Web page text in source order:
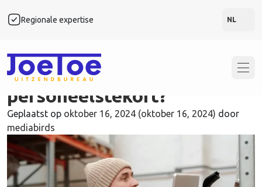
Regionale expertise NL
Categorie: Algemeen
Waarom JoeToe
inschakelen bij
personeelstekort?
Geplaatst op oktober 16, 2024 (oktober 16, 2024) door
mediabirds